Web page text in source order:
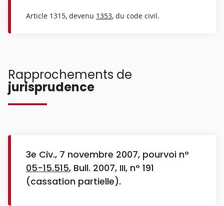
Article 1315, devenu 1353, du code civil.
Rapprochements de
jurisprudence
3e Civ., 7 novembre 2007, pourvoi n°
05-15.515, Bull. 2007, III, n° 191
(cassation partielle).